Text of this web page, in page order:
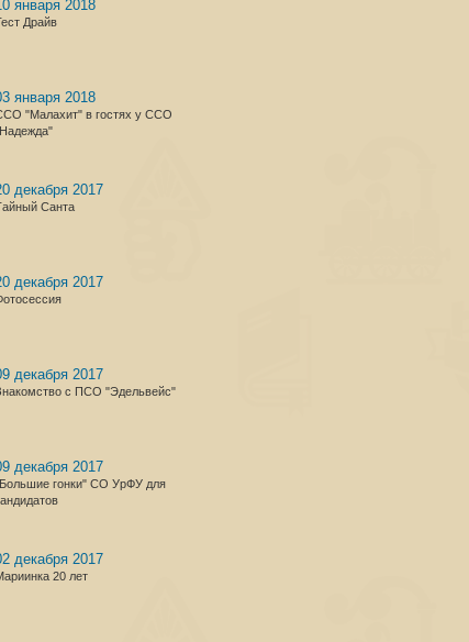
января 2018
Драйв
января 2018
"Малахит" в гостях у ССО
декабря 2017
Санта
декабря 2017
декабря 2017
с ПСО "Эдельвейс"
декабря 2017
гонки" СО УрФУ для
декабря 2017
20 лет